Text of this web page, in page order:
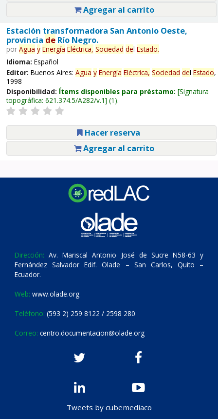
Agregar al carrito
Estación transformadora San Antonio Oeste,
provincia deRío Negro.
por Agua y Energía Eléctrica, Sociedad del Estado.
Idioma: Español
Editor: Buenos Aires: Agua y Energía Eléctrica, Sociedad del Estado,
1998
Disponibilidad: Ítems disponibles para préstamo: Signatura
topográfica: 621.374.5/A282/v.1 (1).
Hacer reserva
Agregar al carrito
Dirección: Av. Mariscal Antonio José de Sucre N58-63 y
Fernández Salvador Edif. Olade – San Carlos, Quito –
Ecuador.
Web: www.olade.org
Teléfono: (593 2) 259 8122 / 2598 280
Correo: centro.documentacion@olade.org
Tweets by cubemediaco